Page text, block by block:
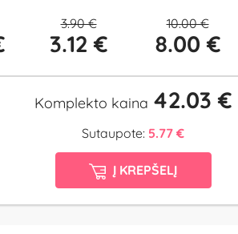
3.90 €
3.12 €
10.00 €
8.00 €
Komplekto kaina 42.03 €
Sutaupote: 5.77 €
Į KREPŠELĮ